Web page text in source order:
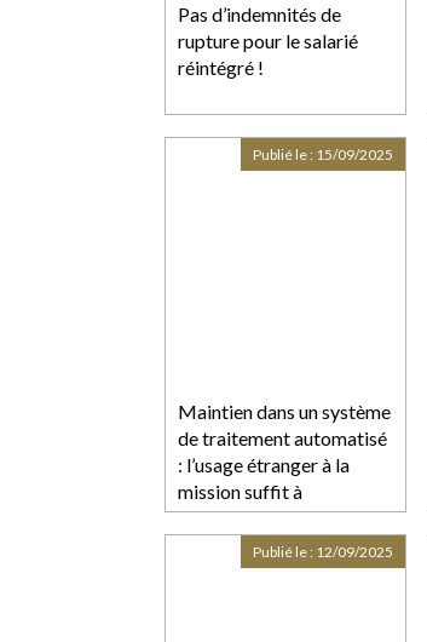
Pas d’indemnités de
rupture pour le salarié
réintégré !
Maintien dans un système
de traitement automatisé
: l’usage étranger à la
mission suffit à
caractériser l’infraction
Publié le : 15/09/2025
Publié le : 12/09/2025